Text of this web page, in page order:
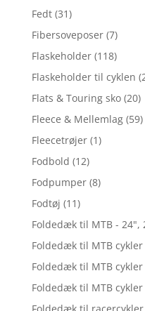
Fedt (31)
Fibersoveposer (7)
Flaskeholder (118)
Flaskeholder til cyklen
Flats & Touring sko (20)
Fleece & Mellemlag (59)
Fleecetrøjer (1)
Fodbold (12)
Fodpumper (8)
Fodtøj (11)
Foldedæk til MTB - 24",
Foldedæk til MTB cykler
Foldedæk til MTB cykler
Foldedæk til MTB cykler